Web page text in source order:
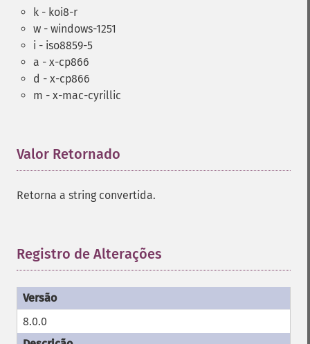
k - koi8-r
w - windows-1251
i - iso8859-5
a - x-cp866
d - x-cp866
m - x-mac-cyrillic
Valor Retornado
Retorna a string convertida.
Registro de Alterações
8.0.0